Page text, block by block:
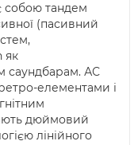
собою тандем
(пасивний
як
саундбарам. АС
елементами і
дюймовий
лінійного